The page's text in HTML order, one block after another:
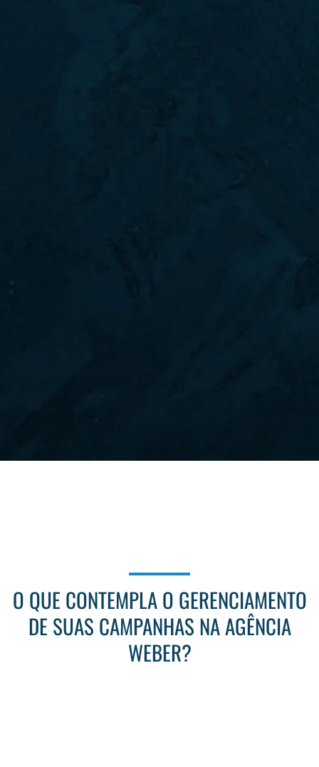
O QUE CONTEMPLA O GERENCIAMENTO
DE SUAS CAMPANHAS NA AGÊNCIA
WEBER?